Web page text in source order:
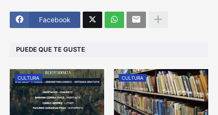
Facebook
PUEDE QUE TE GUSTE
CULTURA CULTURA